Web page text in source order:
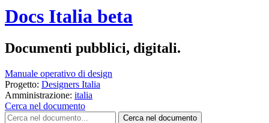
Docs Italia beta
Documenti pubblici, digitali.
Manuale operativo di design
Progetto: Designers Italia
Amministrazione: italia
Cerca nel documento
Cerca nel documento